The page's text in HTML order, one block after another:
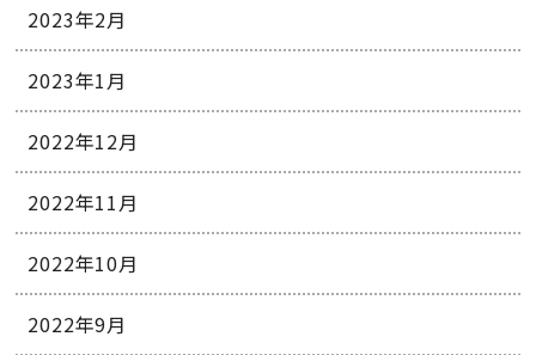
2023年2月
2023年1月
2022年12月
2022年11月
2022年10月
2022年9月